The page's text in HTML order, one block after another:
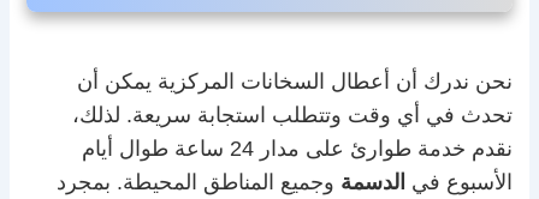
نحن ندرك أن أعطال السخانات المركزية يمكن أن
تحدث في أي وقت وتتطلب استجابة سريعة. لذلك،
نقدم خدمة طوارئ على مدار 24 ساعة طوال أيام
الأسبوع في الدسمة وجميع المناطق المحيطة. بمجرد